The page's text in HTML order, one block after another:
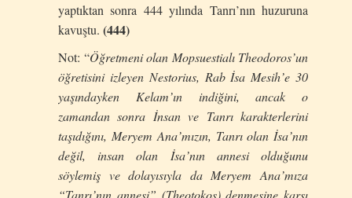
yaptıktan sonra 444 yılında Tanrı’nın huzuruna
kavuştu. (444)
Not: “Öğretmeni olan Mopsuestialı Theodoros’un
öğretisini izleyen Nestorius, Rab İsa Mesih’e 30
yaşındayken Kelam’ın indiğini, ancak o
zamandan sonra İnsan ve Tanrı karakterlerini
taşıdığını, Meryem Ana’mızın, Tanrı olan İsa’nın
değil, insan olan İsa’nın annesi olduğunu
söylemiş ve dolayısıyla da Meryem Ana’mıza